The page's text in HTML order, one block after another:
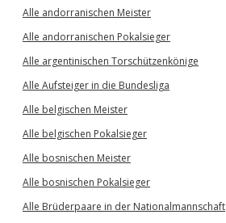
Alle andorranischen Meister
Alle andorranischen Pokalsieger
Alle argentinischen Torschützenkönige
Alle Aufsteiger in die Bundesliga
Alle belgischen Meister
Alle belgischen Pokalsieger
Alle bosnischen Meister
Alle bosnischen Pokalsieger
Alle Brüderpaare in der Nationalmannschaft